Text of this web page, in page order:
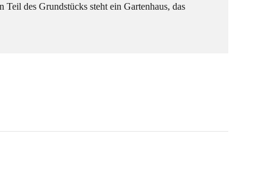
des Grundstücks steht ein Gartenhaus, das